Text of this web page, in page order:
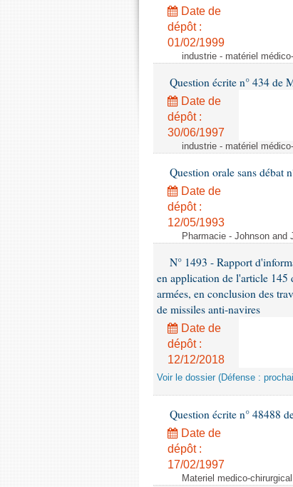
Date de
dépôt :
01/02/1999
industrie - matériel
Question écrite n° 434 de
Date de
dépôt :
30/06/1997
industrie - matériel
Question orale sans débat
Date de
dépôt :
12/05/1993
Pharmacie - Johnson and
N° 1493 - Rapport
en application de l'article 145
armées, en conclusion des
de missiles anti-navires
Date de
dépôt :
12/12/2018
Voir le dossier (Défense :
Question écrite n° 48488
Date de
dépôt :
17/02/1997
Materiel medico-